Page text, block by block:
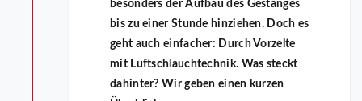
besonders der Aufbau des Gestänges
bis zu einer Stunde hinziehen. Doch es
geht auch einfacher: Durch Vorzelte
mit Luftschlauchtechnik. Was steckt
dahinter? Wir geben einen kurzen